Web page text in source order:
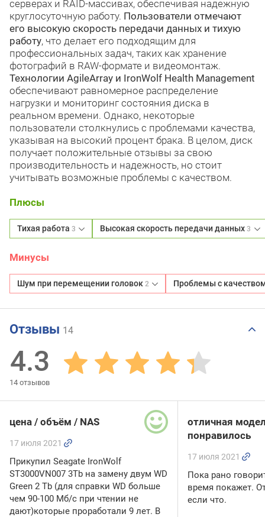
серверах и RAID-массивах, обеспечивая надежную
круглосуточную работу. Пользователи отмечают
его высокую скорость передачи данных и тихую
работу, что делает его подходящим для
профессиональных задач, таких как хранение
фотографий в RAW-формате и видеомонтаж.
Технологии AgileArray и IronWolf Health Management
обеспечивают равномерное распределение
нагрузки и мониторинг состояния диска в
реальном времени. Однако, некоторые
пользователи столкнулись с проблемами качества,
указывая на высокий процент брака. В целом, диск
получает положительные отзывы за свою
производительность и надежность, но стоит
учитывать возможные проблемы с качеством.
Плюсы
Тихая работа 3 Высокая скорость передачи данных3
Минусы
Шум при перемещении головок 2 Проблемы с
Отзывы 14
4.3
14 отзывов
цена / объём / NAS
17 июля 2021
Прикупил Seagate IronWolf
ST3000VN007 3Tb на замену двум WD
Green 2 Tb (для справки WD больше
чем 90-100 Мб/с при чтении не
дают)которые проработали 9 лет. В
отличная
понравилось
17 июля 2021
Пока рано
время покажет.
если что.